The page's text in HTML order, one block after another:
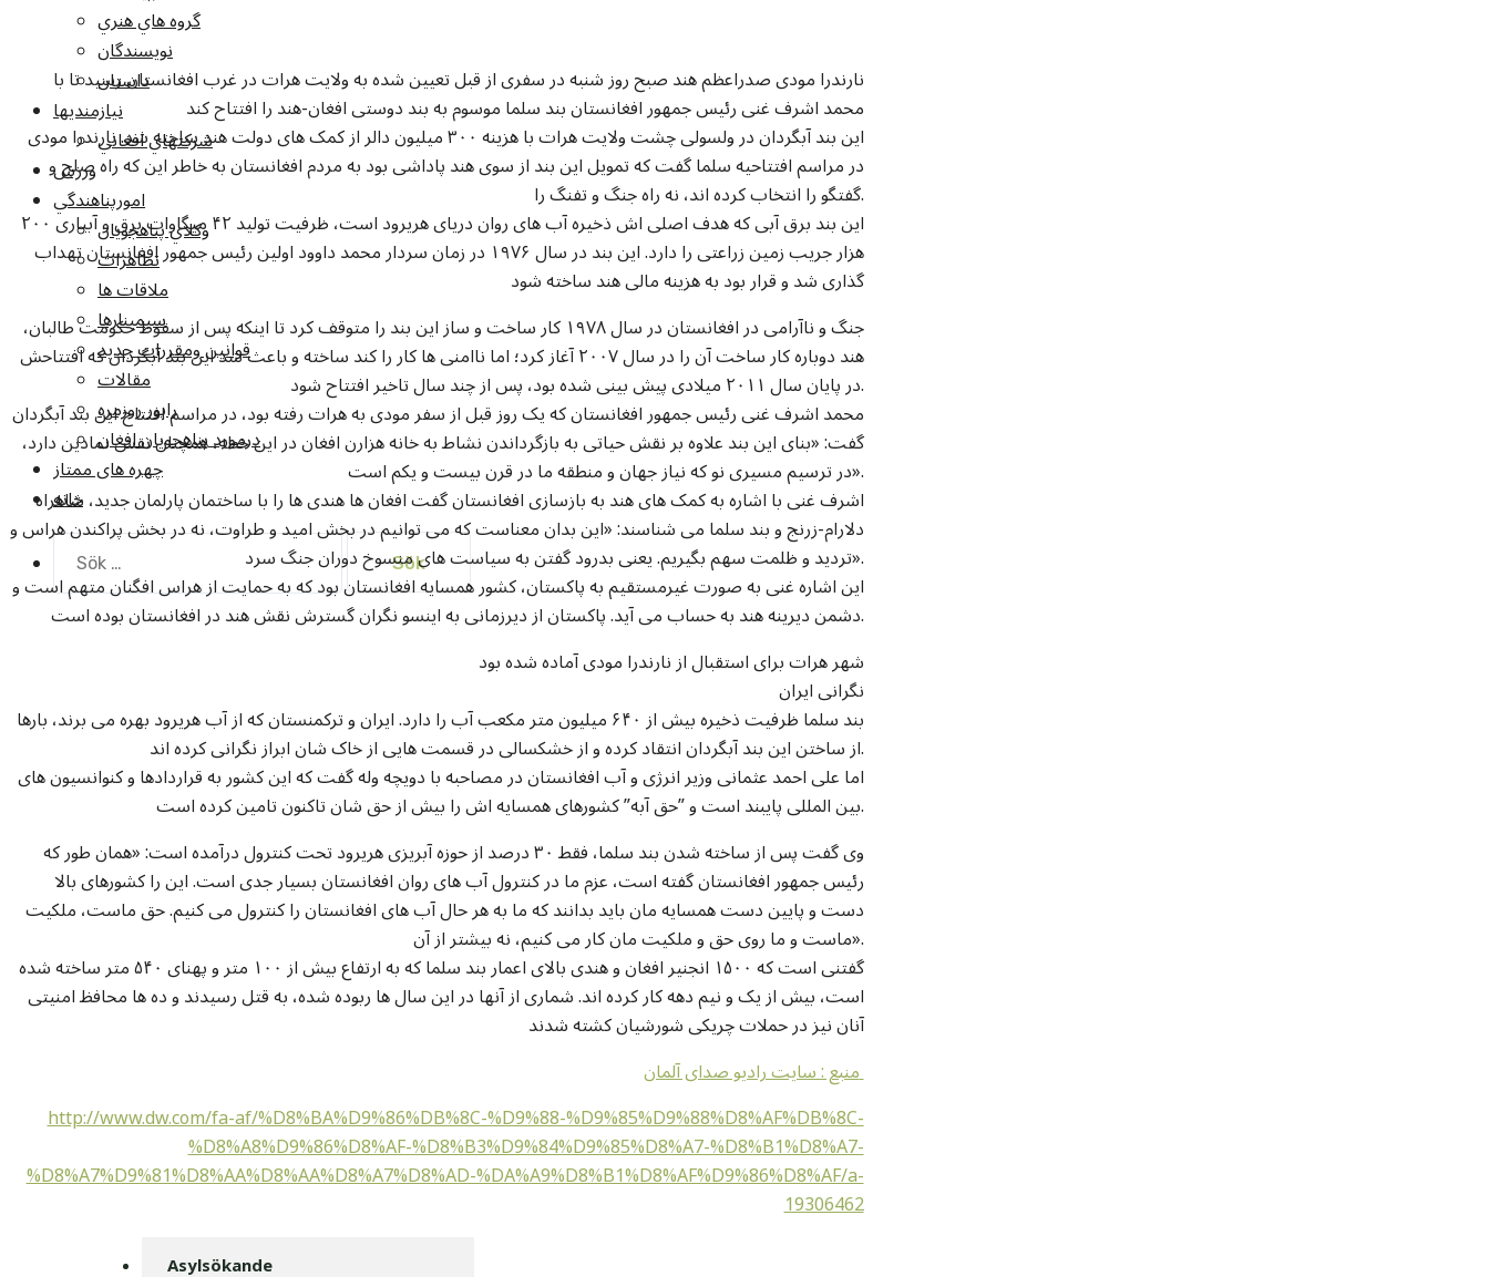
گروه هاي هنري
نويسندگان
داستان
نيازمنديها
شرکتهاي افغاني
ورزش
امورپناهندگي
وکلاي پناهجويان
تظاهرات
ملاقات ها
سيمينارها
قوانين ومقررات جديد
مقالات
راپور روزمره
درمورد پناهجويان افغان
چهره های ممتاز
خانه
Sök
efter:
نارندرا مودی صدراعظم هند صبح روز شنبه در سفری از قبل تعیین شده به ولایت هرات در غرب افغانستان رسید تا با
محمد اشرف غنی رئیس جمهور افغانستان بند سلما موسوم به بند دوستی افغان-هند را افتتاح کند
این بند آبگردان در ولسولی چشت ولایت هرات با هزینه ۳۰۰ میلیون دالر از کمک های دولت هند ساخته شد. نارندرا مودی
در مراسم افتتاحیه سلما گفت که تمویل این بند از سوی هند پاداشی بود به مردم افغانستان به خاطر این که راه صلح و
گفتگو را انتخاب کرده اند، نه راه جنگ و تفنگ را.
این بند برق آبی که هدف اصلی اش ذخیره آب های روان دریای هریرود است، ظرفیت تولید ۴۲ میگاوات برق و آبیاری ۲۰۰
هزار جریب زمین زراعتی را دارد. این بند در سال ۱۹۷۶ در زمان سردار محمد داوود اولین رئیس جمهور افغانستان تهداب
گذاری شد و قرار بود به هزینه مالی هند ساخته شود
جنگ و ناآرامی در افغانستان در سال ۱۹۷۸ کار ساخت و ساز این بند را متوقف کرد تا اینکه پس از سقوط حکومت طالبان،
هند دوباره کار ساخت آن را در سال ۲۰۰۷ آغاز کرد؛ اما ناامنی ها کار را کند ساخته و باعث شد این بند آبگردان که افتتاحش
در پایان سال ۲۰۱۱ میلادی پیش بینی شده بود، پس از چند سال تاخیر افتتاح شود.
محمد اشرف غنی رئیس جمهور افغانستان که یک روز قبل از سفر مودی به هرات رفته بود، در مراسم افتتاح این بند آبگردان
گفت: «بنای این بند علاوه بر نقش حیاتی به بازگرداندن نشاط به خانه هزارن افغان در این خطه، همچنان نقش نمادین دارد،
در ترسیم مسیری نو که نیاز جهان و منطقه ما در قرن بیست و یکم است».
اشرف غنی با اشاره به کمک های هند به بازسازی افغانستان گفت افغان ها هندی ها را با ساختمان پارلمان جدید، شاهراه
دلارام-زرنج و بند سلما می شناسند: «این بدان معناست که می توانیم در بخش امید و طراوت، نه در بخش پراکندن هراس و
تردید و ظلمت سهم بگیریم. یعنی بدرود گفتن به سیاست های منسوخ دوران جنگ سرد».
این اشاره غنی به صورت غیرمستقیم به پاکستان، کشور همسایه افغانستان بود که به حمایت از هراس افگنان متهم است و
دشمن دیرینه هند به حساب می آید. پاکستان از دیرزمانی به اینسو نگران گسترش نقش هند در افغانستان بوده است.
شهر هرات برای استقبال از نارندرا مودی آماده شده بود
نگرانی ایران
بند سلما ظرفیت ذخیره بیش از ۶۴۰ میلیون متر مکعب آب را دارد. ایران و ترکمنستان که از آب هریرود بهره می برند، بارها
از ساختن این بند آبگردان انتقاد کرده و از خشکسالی در قسمت هایی از خاک شان ابراز نگرانی کرده اند.
اما علی احمد عثمانی وزیر انرژی و آب افغانستان در مصاحبه با دویچه وله گفت که این کشور به قراردادها و کنوانسیون های
بین المللی پایبند است و ”حق آبه” کشورهای همسایه اش را بیش از حق شان تاکنون تامین کرده است.
وی گفت پس از ساخته شدن بند سلما، فقط ۳۰ درصد از حوزه آبریزی هریرود تحت کنترول درآمده است: «همان طور که
رئیس جمهور افغانستان گفته است، عزم ما در کنترول آب های روان افغانستان بسیار جدی است. این را کشورهای بالا
دست و پایین دست همسایه مان باید بدانند که ما به هر حال آب های افغانستان را کنترول می کنیم. حق ماست، ملکیت
ماست و ما روی حق و ملکیت مان کار می کنیم، نه بیشتر از آن».
گفتنی است که ۱۵۰۰ انجنیر افغان و هندی بالای اعمار بند سلما که به ارتفاع بیش از ۱۰۰ متر و پهنای ۵۴۰ متر ساخته شده
است، بیش از یک و نیم دهه کار کرده اند. شماری از آنها در این سال ها ربوده شده، به قتل رسیدند و ده ها محافظ امنیتی
آنان نیز در حملات چریکی شورشیان کشته شدند
منبع : سایت رادیو صدای آلمان
http://www.dw.com/fa-af/%D8%BA%D9%86%DB%8C-%D9%88-%D9%85%D9%88%D8%AF%DB%8C-
%D8%A8%D9%86%D8%AF-%D8%B3%D9%84%D9%85%D8%A7-%D8%B1%D8%A7-
%D8%A7%D9%81%D8%AA%D8%AA%D8%A7%D8%AD-%DA%A9%D8%B1%D8%AF%D9%86%D8%AF/a-
19306462
Asylsökande